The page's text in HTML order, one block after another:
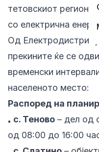
тетовскиот регион
со електрична
Од
прекините ќе се
временски
населеното место:
Распоред на
• с. Теново – дел од
од 08:00 до 16:00